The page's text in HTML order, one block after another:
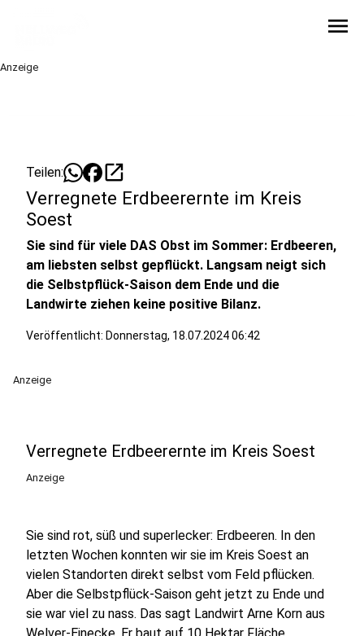
menu
Anzeige
Teilen: open_in_new
Verregnete Erdbeerernte im Kreis
Soest
Sie sind für viele DAS Obst im Sommer: Erdbeeren,
am liebsten selbst gepflückt. Langsam neigt sich
die Selbstpflück-Saison dem Ende und die
Landwirte ziehen keine positive Bilanz.
Veröffentlicht: Donnerstag, 18.07.2024 06:42
Anzeige
Verregnete Erdbeerernte im Kreis Soest
Anzeige
Sie sind rot, süß und superlecker: Erdbeeren. In den
letzten Wochen konnten wir sie im Kreis Soest an
vielen Standorten direkt selbst vom Feld pflücken.
Aber die Selbstpflück-Saison geht jetzt zu Ende und
sie war viel zu nass. Das sagt Landwirt Arne Korn aus